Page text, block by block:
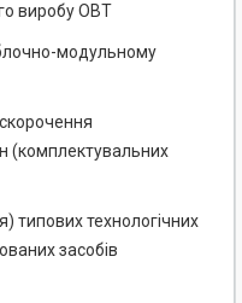
виробу ОВТ
модульному
(комплектувальних
типових технологічних
засобів